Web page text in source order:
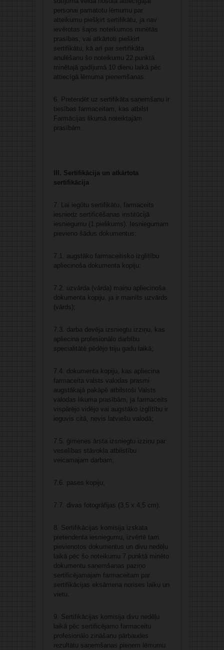
personai pamatotu lēmumu par
atteikumu piešķirt sertifikātu, ja nav
ievērotas šajos noteikumos minētās
prasības, vai atkārtoti piešķirt
sertifikātu, kā arī par sertifikāta
anulēšanu šo noteikumu 22.punktā
minētajā gadījumā 10 dienu laikā pēc
attiecīgā lēmuma pieņemšanas.
6. Pretendēt uz sertifikāta saņemšanu ir
tiesības farmaceitam, kas atbilst
Farmācijas likumā noteiktajām
prasībām.
III. Sertifikācija un atkārtota
sertifikācija
7. Lai iegūtu sertifikātu, farmaceits
iesniedz sertificēšanas institūcijā
iesniegumu (1.pielikums). Iesniegumam
pievieno šādus dokumentus:
7.1. augstāko farmaceitisko izglītību
apliecinoša dokumenta kopiju;
7.2. uzvārda (vārda) maiņu apliecinoša
dokumenta kopiju, ja ir mainīts uzvārds
(vārds);
7.3. darba devēja izsniegtu izziņu, kas
apliecina profesionālo darbību
specialitātē pēdējo triju gadu laikā;
7.4. dokumenta kopiju, kas apliecina
farmaceita valsts valodas prasmi
augstākajā pakāpē atbilstoši Valsts
valodas likuma prasībām, ja farmaceits
vispārējo vidējo vai augstāko izglītību ir
ieguvis citā, nevis latviešu valodā;
7.5. ģimenes ārsta izsniegtu izziņu par
veselības stāvokļa atbilstību
veicamajam darbam;
7.6. pases kopiju;
7.7. divas fotogrāfijas (3,5 x 4,5 cm).
8. Sertifikācijas komisija izskata
pretendenta iesniegumu, izvērtē tam
pievienotos dokumentus un divu nedēļu
laikā pēc šo noteikumu 7.punktā minēto
dokumentu saņemšanas paziņo
sertificējamajam farmaceitam par
sertifikācijas eksāmena norises laiku un
vietu.
9. Sertifikācijas komisija divu nedēļu
laikā pēc sertificējamo farmaceitu
profesionālo zināšanu pārbaudes
rezultātu saņemšanas pieņem lēmumu